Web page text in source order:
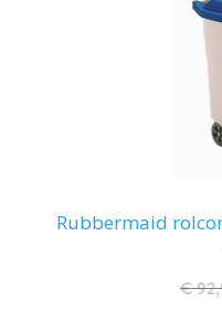
Rubbermaid
€